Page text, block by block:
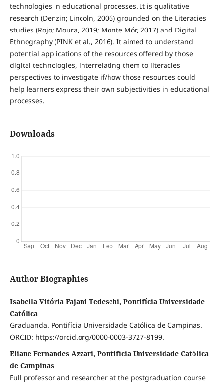
technologies in educational processes. It is qualitative
research (Denzin; Lincoln, 2006) grounded on the Literacies
studies (Rojo; Moura, 2019; Monte Mór, 2017) and Digital
Ethnography (PINK et al., 2016). It aimed to understand
potential applications of the resources offered by those
digital technologies, interrelating them to literacies
perspectives to investigate if/how those resources could
help learners express their own subjectivities in educational
processes.
Downloads
Author Biographies
Isabella Vitória Fajani Tedeschi, Pontifícia Universidade
Católica
Graduanda. Pontifícia Universidade Católica de Campinas.
ORCID: https://orcid.org/0000-0003-3727-8199.
Eliane Fernandes Azzari, Pontifícia Universidade Católica
de Campinas
Full professor and researcher at the postgraduation course